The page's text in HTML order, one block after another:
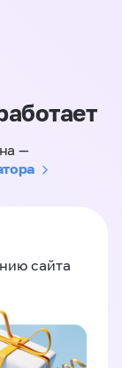
—
сайта